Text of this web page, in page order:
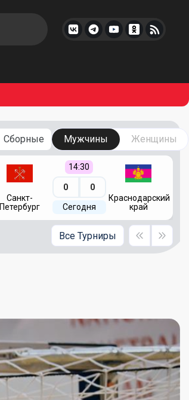
Сборные Мужчины Женщины
Санкт-
Петербург
14:30
0 0
Сегодня
Краснодарский
край
Все Турниры